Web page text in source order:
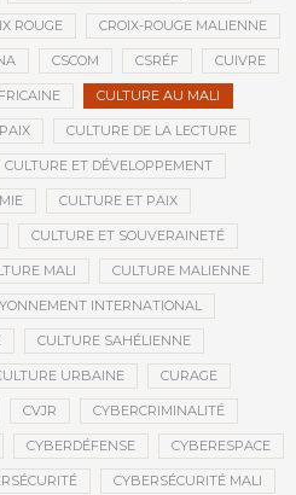
ROUGE CROIX-ROUGE MALIENNE
CSCOM CSRÉF CUIVRE
CULTURE AU MALI
CULTURE DE LA LECTURE
CULTURE ET DÉVELOPPEMENT
CULTURE ET PAIX
CULTURE ET SOUVERAINETÉ
MALI CULTURE MALIENNE
INTERNATIONAL
CULTURE SAHÉLIENNE
URBAINE CURAGE
CVJR CYBERCRIMINALITÉ
CYBERDÉFENSE CYBERESPACE
CYBERSÉCURITÉ MALI